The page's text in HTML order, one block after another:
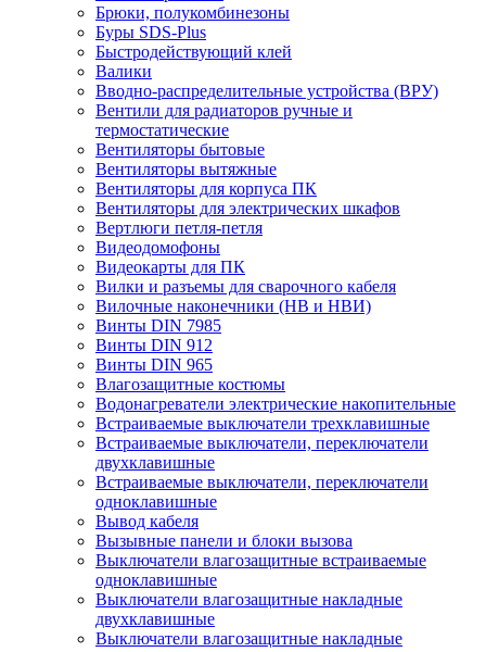
Брюки, полукомбинезоны
Буры SDS-Plus
Быстродействующий клей
Валики
Вводно-распределительные устройства (ВРУ)
Вентили для радиаторов ручные и
термостатические
Вентиляторы бытовые
Вентиляторы вытяжные
Вентиляторы для корпуса ПК
Вентиляторы для электрических шкафов
Вертлюги петля-петля
Видеодомофоны
Видеокарты для ПК
Вилки и разъемы для сварочного кабеля
Вилочные наконечники (НВ и НВИ)
Винты DIN 7985
Винты DIN 912
Винты DIN 965
Влагозащитные костюмы
Водонагреватели электрические накопительные
Встраиваемые выключатели трехклавишные
Встраиваемые выключатели, переключатели
двухклавишные
Встраиваемые выключатели, переключатели
одноклавишные
Вывод кабеля
Вызывные панели и блоки вызова
Выключатели влагозащитные встраиваемые
одноклавишные
Выключатели влагозащитные накладные
двухклавишные
Выключатели влагозащитные накладные